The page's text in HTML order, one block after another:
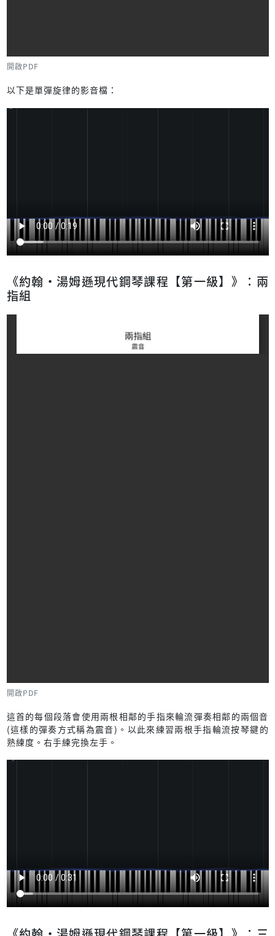
開啟PDF
以下是單彈旋律的影音檔：
《約翰‧湯姆遜現代鋼琴課程【第一級】》：兩
指組
開啟PDF
這首的每個段落會使用兩根相鄰的手指來輪流彈奏相鄰的兩個音
(這樣的彈奏方式稱為震音)。以此來練習兩根手指輪流按琴鍵的
熟練度。右手練完換左手。